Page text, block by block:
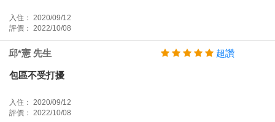
入住： 2020/09/12
評價： 2022/10/08
邱*憲 先生 超讚
包區不受打擾
入住： 2020/09/12
評價： 2022/10/08